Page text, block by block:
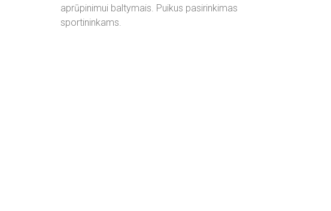
aprūpinimui baltymais. Puikus pasirinkimas
sportininkams.